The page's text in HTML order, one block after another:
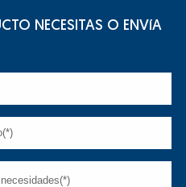
NECESITAS O ENVíA